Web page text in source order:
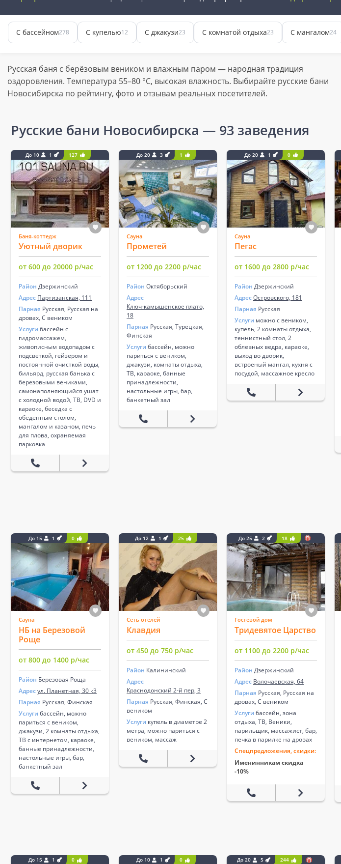
С бассейном278 С купелью12 С джакузи23 С комнатой отдыха23 С мангалом24
Русская баня с берёзовым веником и влажным паром — народная традиция
оздоровления. Температура 55–80 °C, высокая влажность. Выбирайте русские бани
Новосибирска по рейтингу, фото и отзывам реальных посетителей.
Русские бани Новосибирска — 93 заведения
До 10 1 127
Баня-коттедж
Уютный дворик
от 600 до 20000 р/час
Район Дзержинский
Адрес Партизанская, 111
Парная Русская, Русская на
дровах, С веником
Услуги бассейн с
гидромассажем,
живописным водопадом с
подсветкой, гейзером и
постоянной очисткой воды,
бильярд, русская банька с
березовыми вениками,
самонаполняющийся ушат
с холодной водой, ТВ, DVD и
караоке, беседка с
обеденным столом,
мангалом и казаном, печь
для плова, охраняемая
парковка
До 20 3 1
Сауна
Прометей
от 1200 до 2200 р/час
Район Октяборьский
Адрес
Ключ-камышенское плато,
18
Парная Русская, Турецкая,
Финская
Услуги бассейн, можно
париться с веником,
джакузи, комнаты отдыха,
ТВ, караоке, банные
принадлежности,
настольные игры, бар,
банкетный зал
До 20 1 0
Сауна
Пегас
от 1600 до 2800 р/час
Район Дзержинский
АдресОстровского, 181
Парная Русская
Услуги можно с веником,
купель, 2 комнаты отдыха,
теннистный стол, 2
облевных ведра, караоке,
выход во дворик,
встроеный мангал, кухня с
посудой, массажное кресло
До 15 1 0
Сауна
НБ на Березовой
Роще
от 800 до 1400 р/час
Район Березовая Роща
Адресул. Планетная, 30 к3
Парная Русская, Финская
Услуги бассейн, можно
париться с веником,
джакузи, 2 комнаты отдыха,
ТВ с интернетом, караоке,
банные принадлежности,
настольные игры, бар,
банкетный зал
До 12 1 25
Сеть отелей
Клавдия
от 450 до 750 р/час
Район Калининский
Адрес
Краснодонский 2-й пер, 3
Парная Русская, Финская, С
веником
Услуги купель в диаметре 2
метра, можно париться с
веником, массаж
До 25 2 18
Гостевой дом
Тридевятое Царство
от 1100 до 2200 р/час
Район Дзержинский
Адрес Волочаевская, 64
Парная Русская, Русская на
дровах, С веником
Услуги бассейн, зона
отдыха, ТВ, Веники,
парильщик, массажист, бар,
печка в парилке на дровах
Спецпредложения, скидки:
Именинникам скидка
-10%
До 15 1 0 До 10 1 0 До 20 5 244